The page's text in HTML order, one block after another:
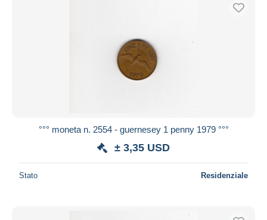
Aggiorna
°°° moneta n. 2554 - guernesey 1 penny 1979 °°°
± 3,35 USD
Stato Residenziale